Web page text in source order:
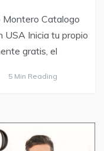
Catalogo
Inicia tu propio
gratis, el
5 Min Reading